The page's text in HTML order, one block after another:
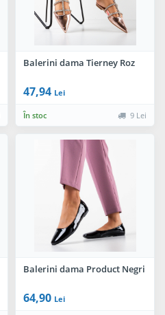
Balerini dama Tierney Roz
47,94 Lei
În stoc 9 Lei
Balerini dama Product Negri
64,90 Lei